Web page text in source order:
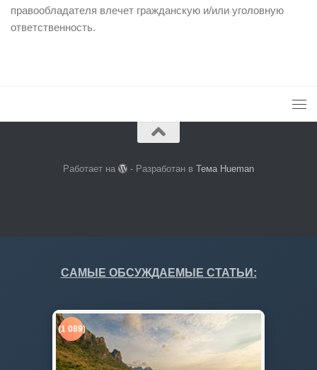
правообладателя влечет гражданскую и/или уголовную
ответственность.
Работает на - Разработан вТема Hueman
САМЫЕ ОБСУЖДАЕМЫЕ СТАТЬИ:
(1 089)